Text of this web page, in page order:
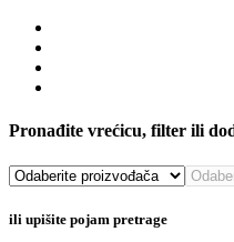
Pronađite vrećicu, filter ili
ili upišite pojam pretrage